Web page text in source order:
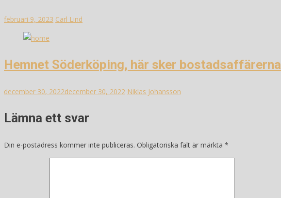
februari 9, 2023 Carl Lind
Hemnet Söderköping, här sker bostadsaffärerna
december 30, 2022december 30, 2022 Niklas Johansson
Lämna ett svar
Din e-postadress kommer inte publiceras. Obligatoriska fält är märkta *